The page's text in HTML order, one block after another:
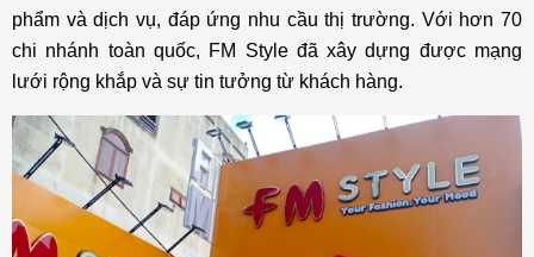
phẩm và dịch vụ, đáp ứng nhu cầu thị trường. Với hơn 70
chi nhánh toàn quốc, FM Style đã xây dựng được mạng
lưới rộng khắp và sự tin tưởng từ khách hàng.